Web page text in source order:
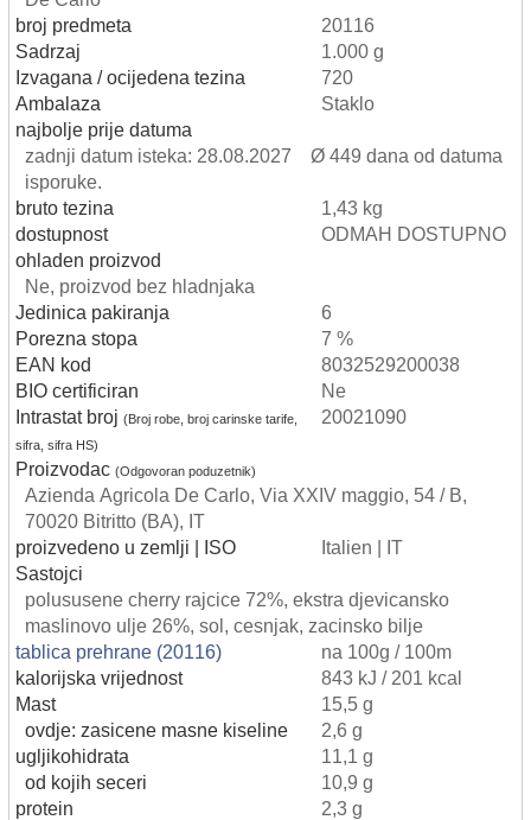
broj predmeta
20116
Sadrzaj
1.000 g
Izvagana / ocijedena tezina
720
Ambalaza
Staklo
najbolje prije datuma
zadnji datum isteka: 28.08.2027 Ø 449 dana od datuma
isporuke.
bruto tezina
1,43 kg
dostupnost
ODMAH DOSTUPNO
ohladen proizvod
Ne, proizvod bez hladnjaka
Jedinica pakiranja
6
Porezna stopa
7 %
EAN kod
8032529200038
BIO certificiran
Ne
Intrastat broj (Broj robe, broj carinske tarife,
sifra, sifra HS)
20021090
Proizvodac (Odgovoran poduzetnik)
Azienda Agricola De Carlo, Via XXIV maggio, 54 / B,
70020 Bitritto (BA), IT
proizvedeno u zemlji | ISO
Italien | IT
Sastojci
polususene cherry rajcice 72%, ekstra djevicansko
maslinovo ulje 26%, sol, cesnjak, zacinsko bilje
tablica prehrane (20116)
na 100g / 100m
kalorijska vrijednost
843 kJ / 201 kcal
Mast
15,5 g
ovdje: zasicene masne kiseline
2,6 g
ugljikohidrata
11,1 g
od kojih seceri
10,9 g
protein
2,3 g